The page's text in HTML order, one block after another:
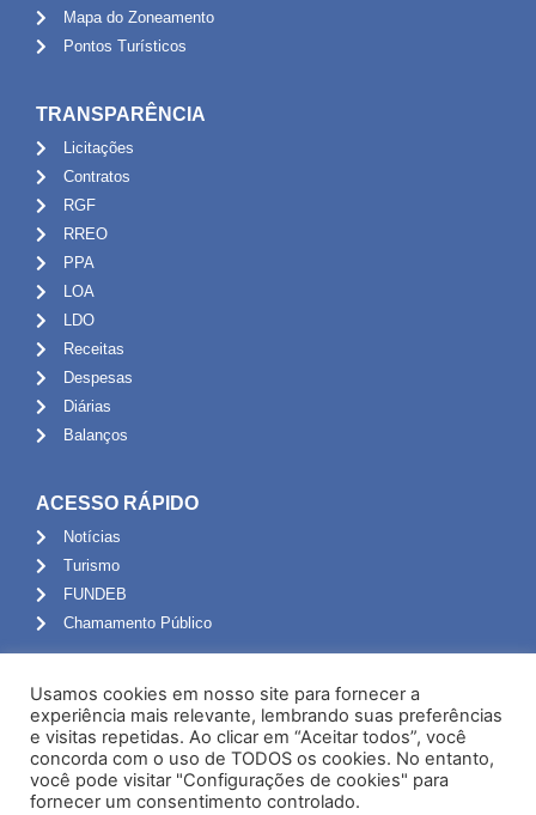
Mapa do Zoneamento
Pontos Turísticos
TRANSPARÊNCIA
Licitações
Contratos
RGF
RREO
PPA
LOA
LDO
Receitas
Despesas
Diárias
Balanços
ACESSO RÁPIDO
Notícias
Turismo
FUNDEB
Chamamento Público
Portal do Servidor
Webmail
Administração
Usamos cookies em nosso site para fornecer a
experiência mais relevante, lembrando suas preferências
e visitas repetidas. Ao clicar em “Aceitar todos”, você
concorda com o uso de TODOS os cookies. No entanto,
você pode visitar "Configurações de cookies" para
fornecer um consentimento controlado.